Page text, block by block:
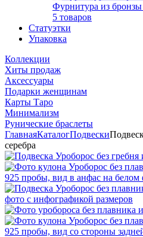
Фурнитура из
5 товаров
Статуэтки
Упаковка
Коллекции
Хиты продаж
Аксессуары
Подарки женщинам
Карты Таро
Минимализм
Рунические браслеты
ГлавнаяКаталогПодвески
серебра